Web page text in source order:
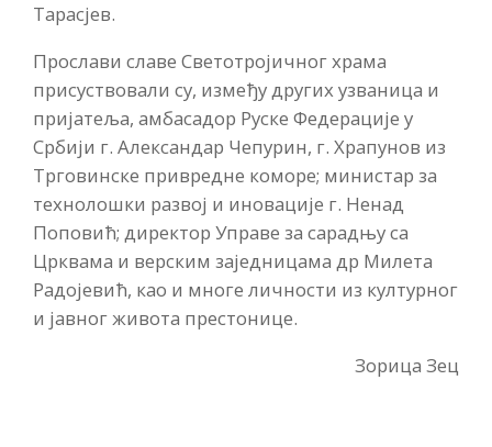
Тарасјев.
Прослави славе Светотројичног храма
присуствовали су, између других узваница и
пријатеља, амбасадор Руске Федерације у
Србији г. Александар Чепурин, г. Храпунов из
Трговинске привредне коморе; министар за
технолошки развој и иновације г. Ненад
Поповић; директор Управе за сарадњу са
Црквама и верским заједницама др Милета
Радојевић, као и многе личности из културног
и јавног живота престонице.
Зорица Зец